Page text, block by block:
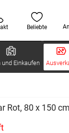
Beliebte
und Einkaufen
Rot, 80 x 150 cm